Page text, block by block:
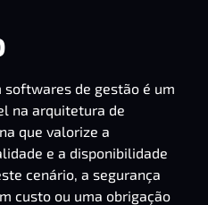
softwares de gestão é um
na arquitetura de
que valorize a
e a disponibilidade
cenário, a segurança
custo ou uma obrigação